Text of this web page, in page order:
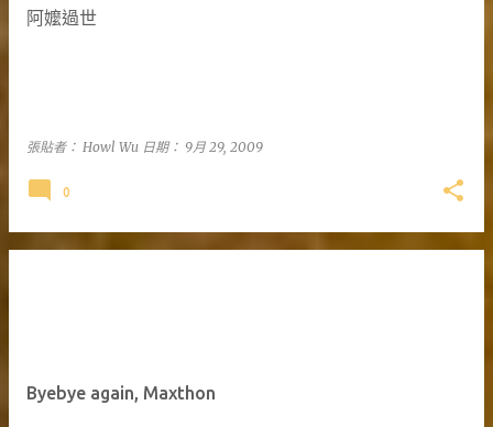
阿嬤過世
張貼者： Howl Wu 日期： 9月 29, 2009
0
Byebye again, Maxthon